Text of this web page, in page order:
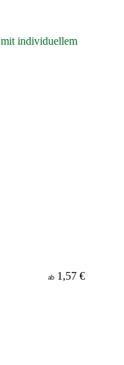
ab 1,57 €